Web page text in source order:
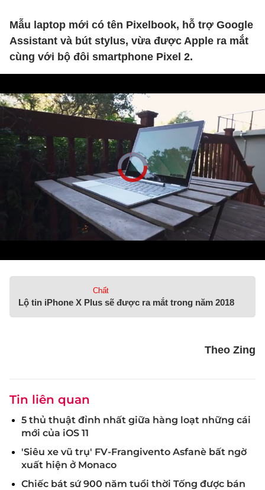
Mẫu laptop mới có tên Pixelbook, hỗ trợ Google
Assistant và bút stylus, vừa được Apple ra mắt
cùng với bộ đôi smartphone Pixel 2.
Chất
Lộ tin iPhone X Plus sẽ được ra mắt trong năm 2018
Theo Zing
Tin liên quan
5 thủ thuật đỉnh nhất giữa hàng loạt những cái
mới của iOS 11
'Siêu xe vũ trụ' FV-Frangivento Asfanè bất ngờ
xuất hiện ở Monaco
Chiếc bát sứ 900 năm tuổi thời Tống được bán